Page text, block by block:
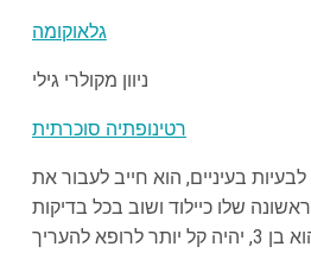
גלאוקומה
ניוון מקולרי גילי
רטינופתיה סוכרתית
לבעיות בעיניים, הוא חייב לעבור את
שלו כיילוד ושוב בכל בדיקות
בריאות קבועות. עד שהוא בן 3, יהיה קל יותר לרופא להעריך